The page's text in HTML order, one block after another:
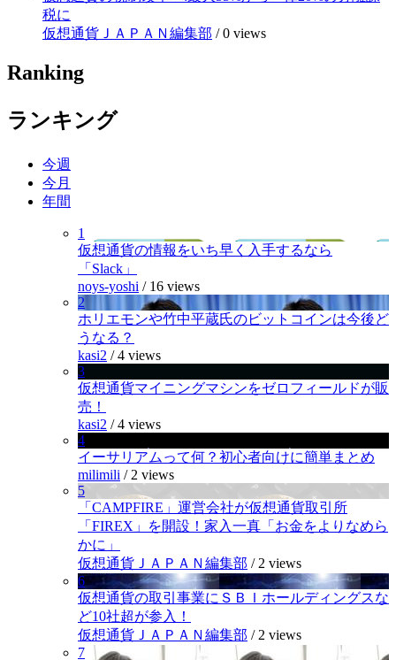
税に
仮想通貨ＪＡＰＡＮ編集部 /0 views
Ranking
ランキング
今週
今月
年間
1
仮想通貨の情報をいち早く入手するなら
「Slack」
noys-yoshi / 16 views
2
ホリエモンや竹中平蔵氏のビットコインは今後ど
うなる？
kasi2 /4 views
3
仮想通貨マイニングマシンをゼロフィールドが販
売！
kasi2 /4 views
4
イーサリアムって何？初心者向けに簡単まとめ
milimili / 2 views
5
「CAMPFIRE」運営会社が仮想通貨取引所
「FIREX」を開設！家入一真「お金をよりなめら
かに」
仮想通貨ＪＡＰＡＮ編集部 / 2 views
6
仮想通貨の取引事業にＳＢＩホールディングスな
ど10社超が参入！
仮想通貨ＪＡＰＡＮ編集部 / 2 views
7